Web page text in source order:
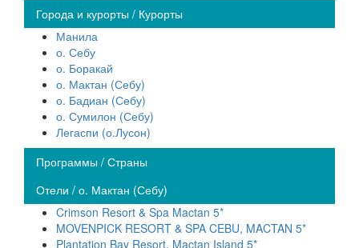
Города и курорты / Курорты
Манила
о. Себу
о. Боракай
о. Мактан (Себу)
о. Бадиан (Себу)
о. Сумилон (Себу)
Легаспи (о.Лусон)
Программы / Страны
Отели / о. Мактан (Себу)
Crimson Resort & Spa Mactan 5*
MOVENPICK RESORT & SPA CEBU, MACTAN 5*
Plantation Bay Resort, Mactan Island 5*